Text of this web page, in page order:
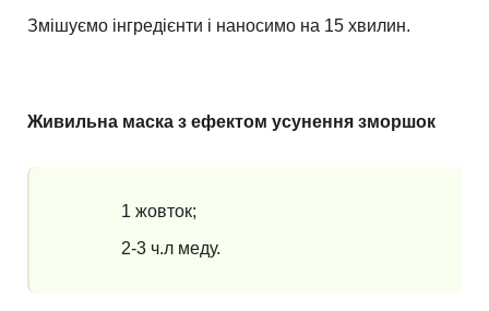
Змішуємо інгредієнти і наносимо на 15 хвилин.
Живильна маска з ефектом усунення зморшок
1 жовток;
2-3 ч.л меду.